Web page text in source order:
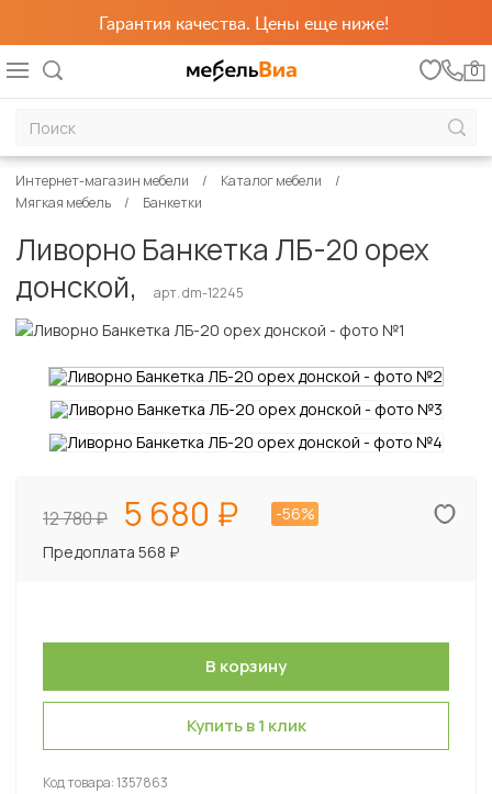
Гарантия качества. Цены еще ниже!
0
Интернет-магазин мебели
Каталог мебели
Мягкая мебель
Банкетки
Ливорно Банкетка ЛБ-20 орех
донской,
арт. dm-12245
12 780 5 680
-56%
Предоплата 568 ₽
Купить в 1 клик
Код товара:1357863